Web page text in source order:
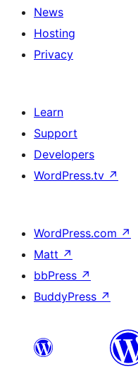
News
Hosting
Privacy
Learn
Support
Developers
WordPress.tv ↗
WordPress.com ↗
Matt ↗
bbPress ↗
BuddyPress ↗